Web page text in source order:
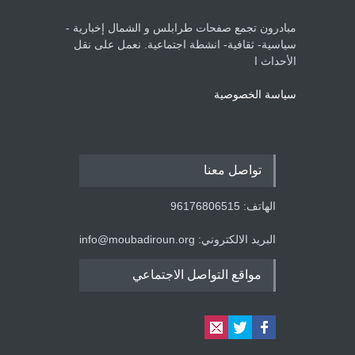
مبادرون تجمع صفحات طرابلس و الشمال إخبارية -
سياسية- ثقافية- انشطة اجتماعية. نعمل على نقل
الأحداث ا
سياسة الخصوصية
تواصل معنا
الهاتف: 96176806515
البريد الالكتروني: info@moubadiroun.org
مواقع التواصل الاجتماعي